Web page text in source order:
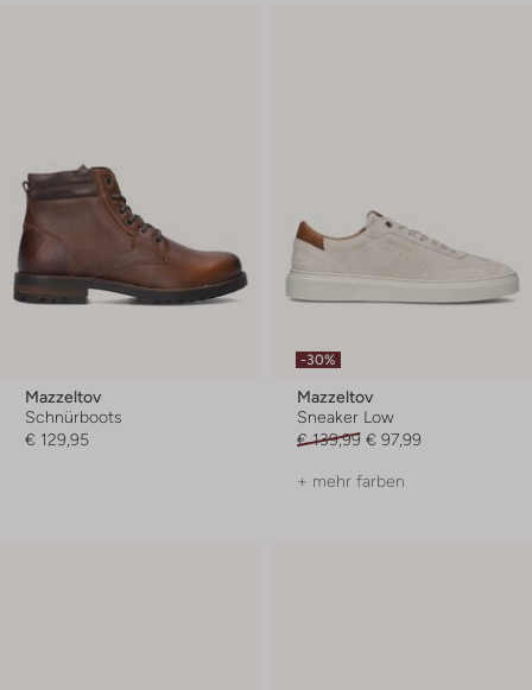
Mazzeltov
Schnürboots
€ 129,95
-30%
Mazzeltov
Sneaker Low
€ 139,99 € 97,99
+ mehr farben